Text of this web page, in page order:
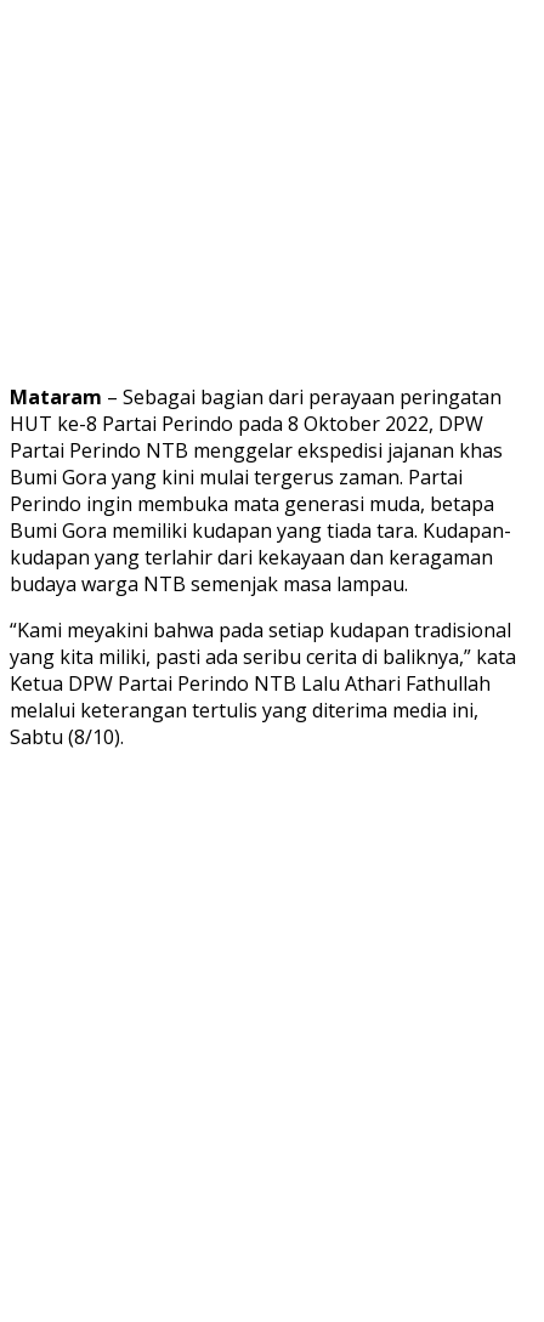
Mataram – Sebagai bagian dari perayaan peringatan
HUT ke-8 Partai Perindo pada 8 Oktober 2022, DPW
Partai Perindo NTB menggelar ekspedisi jajanan khas
Bumi Gora yang kini mulai tergerus zaman. Partai
Perindo ingin membuka mata generasi muda, betapa
Bumi Gora memiliki kudapan yang tiada tara. Kudapan-
kudapan yang terlahir dari kekayaan dan keragaman
budaya warga NTB semenjak masa lampau.
“Kami meyakini bahwa pada setiap kudapan tradisional
yang kita miliki, pasti ada seribu cerita di baliknya,” kata
Ketua DPW Partai Perindo NTB Lalu Athari Fathullah
melalui keterangan tertulis yang diterima media ini,
Sabtu (8/10).